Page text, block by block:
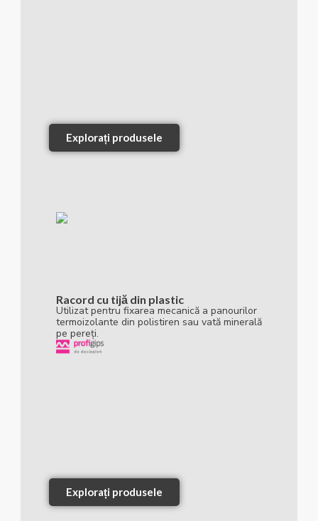
Explorați produsele
Racord cu tijă din plastic
Utilizat pentru fixarea mecanică a panourilor
termoizolante din polistiren sau vată minerală
pe pereți.
Explorați produsele